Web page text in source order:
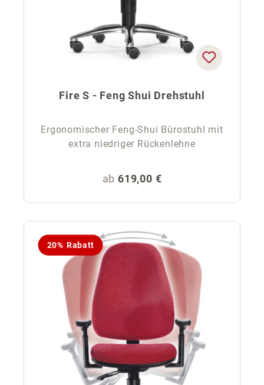
Fire S - Feng Shui Drehstuhl
Ergonomischer Feng-Shui Bürostuhl mit
extra niedriger Rückenlehne
Regulärer Preis:
ab 619,00 €
20% Rabatt